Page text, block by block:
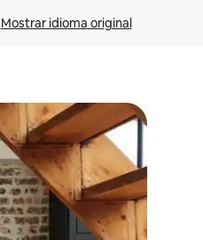
Mostrar idioma original